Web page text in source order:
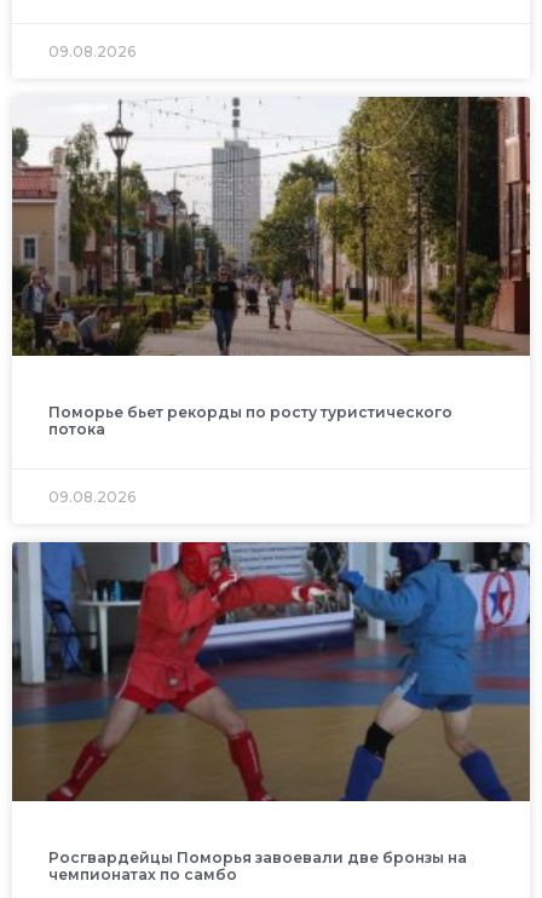
09.08.2026
Поморье бьет рекорды по росту туристического
потока
09.08.2026
Росгвардейцы Поморья завоевали две бронзы на
чемпионатах по самбо